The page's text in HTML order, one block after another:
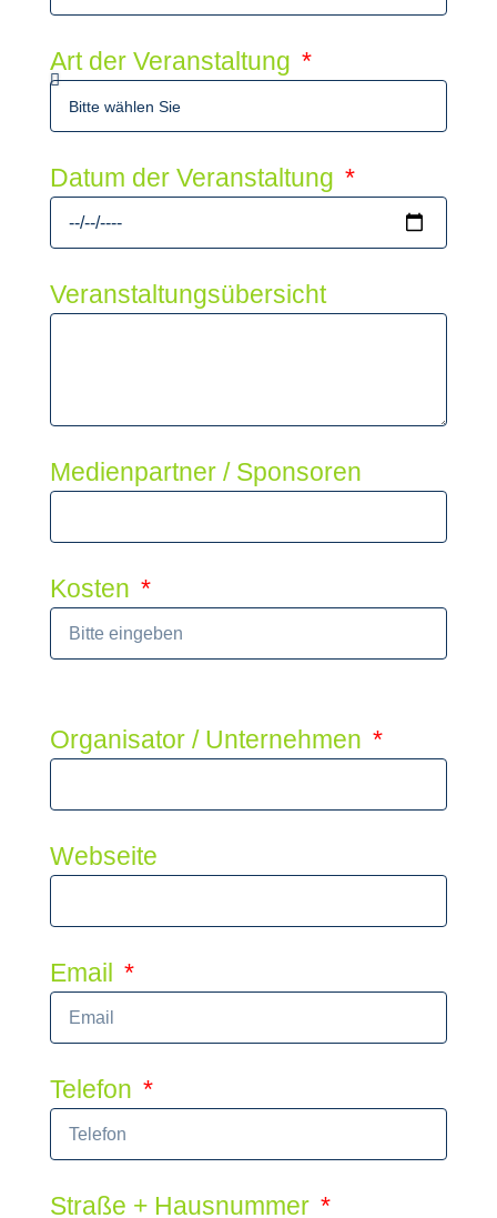
Art der Veranstaltung
Datum der Veranstaltung
Veranstaltungsübersicht
Medienpartner / Sponsoren
Kosten
Organisator / Unternehmen
Webseite
Email
Telefon
Straße + Hausnummer